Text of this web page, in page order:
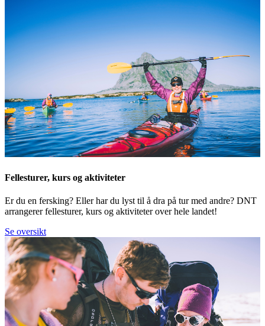
Fellesturer, kurs og aktiviteter
Er du en fersking? Eller har du lyst til å dra på tur med andre? DNT
arrangerer fellesturer, kurs og aktiviteter over hele landet!
Se oversikt